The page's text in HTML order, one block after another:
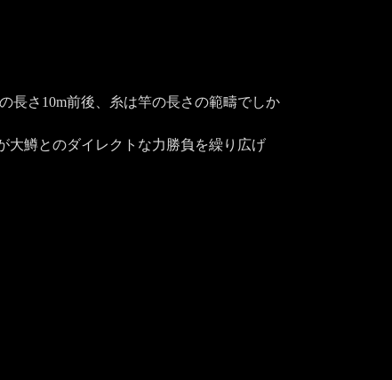
長さ10m前後、糸は竿の長さの範疇でしか
大鱒とのダイレクトな力勝負を繰り広げ